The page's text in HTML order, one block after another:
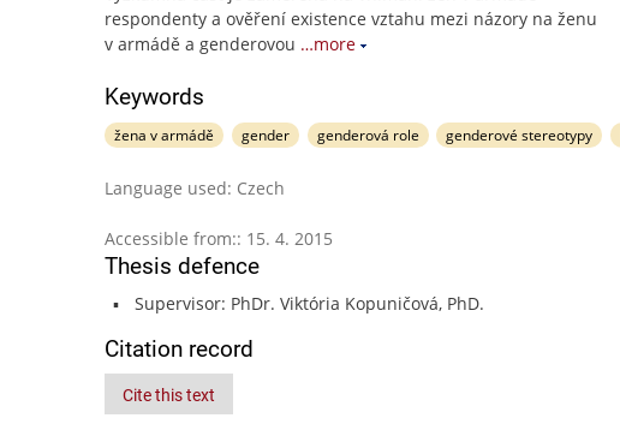
respondenty a ověření existence vztahu mezi názory na ženu
v armádě a genderovou …more
Keywords
žena v armádě gender genderová role genderové stereotypy
Language used: Czech
Accessible from:: 15. 4. 2015
Thesis defence
Supervisor: PhDr. Viktória Kopuničová, PhD.
Citation record
Cite this text